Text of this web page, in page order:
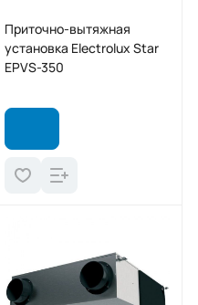
Приточно-вытяжная
установка Electrolux Star
EPVS-350